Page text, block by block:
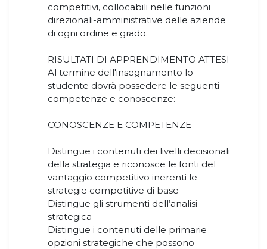
competitivi, collocabili nelle funzioni
direzionali-amministrative delle aziende
di ogni ordine e grado.
RISULTATI DI APPRENDIMENTO ATTESI
Al termine dell'insegnamento lo
studente dovrà possedere le seguenti
competenze e conoscenze:
CONOSCENZE E COMPETENZE
Distingue i contenuti dei livelli decisionali
della strategia e riconosce le fonti del
vantaggio competitivo inerenti le
strategie competitive di base
Distingue gli strumenti dell’analisi
strategica
Distingue i contenuti delle primarie
opzioni strategiche che possono